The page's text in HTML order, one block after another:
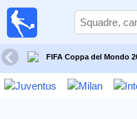
FIFA Coppa del Mondo
Calcio
alle
partite
televisive